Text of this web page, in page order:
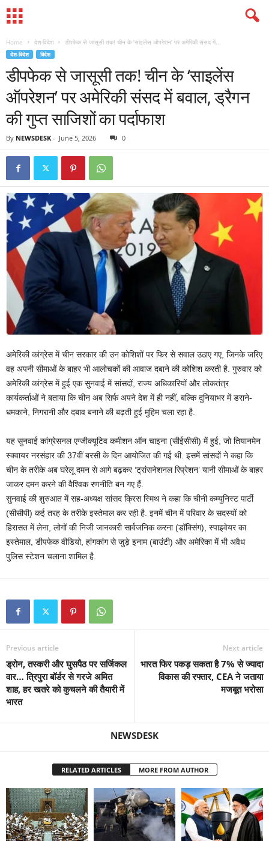
Home देश-विदेश डीपफेक से जासूसी तक! चीन के ‘साइलेंस ऑपरेशन’ पर अमेरिकी संसद में...
देश-विदेश विदेश
डीपफेक से जासूसी तक! चीन के ‘साइलेंस
ऑपरेशन’ पर अमेरिकी संसद में बवाल, ड्रैगन
की गुप्त साजिशों का पर्दाफाश
By NEWSDESK - June 5, 2026 0
अमेरिकी कांग्रेस में चीन सरकार की उन कोशिशों पर फिर से सवाल उठाए गए, जिनके जरिए
वह अपनी सीमाओं के बाहर भी आलोचकों की आवाज दबाने की कोशिश करती है. गुरुवार को
अमेरिकी कांग्रेस में हुई एक सुनवाई में सांसदों, राज्य अधिकारियों और लोकतंत्र
कार्यकर्ताओं ने बताया कि चीन अब सिर्फ अपने देश में ही नहीं, बल्कि दुनियाभर में डराने-
धमकाने, निगरानी और दबाव बनाने की बढ़ती हुई मुहिम चला रहा है.
यह सुनवाई कांग्रेसनल एग्जीक्यूटिव कमीशन ऑन चाइना (सीईसीसी) में हुई, जो तियानमेन
स्क्वायर नरसंहार की 37वीं बरसी के दिन आयोजित की गई थी. इसमें सांसदों ने कहा कि
चीन के तरीके अब घरेलू दमन से आगे बढ़कर ‘ट्रांसनेशनल र‍िप्रेशन’ यानी सीमाओं के बाहर
जाकर दमन करने की वैश्विक रणनीति बन गए हैं.
सुनवाई की शुरुआत में सह-अध्यक्ष सांसद क्रिस स्मिथ ने कहा कि चीनी कम्युनिस्ट पार्टी
(सीसीपी) कई तरह के तरीके इस्तेमाल कर रही है. इनमें चीन में परिवार के सदस्यों को
हिरासत में लेना, लोगों की निजी जानकारी सार्वजनिक करना (डॉक्सिंग), स्पाइवेयर का
इस्तेमाल, डीपफेक वीडियो, हांगकांग से जुड़े इनाम (बाउंटी) और अमेरिका में भी अवैध
पुलिस स्टेशन चलाना शामिल है.
Previous article
ड्रोन, तस्करी और घुसपैठ पर सर्जिकल
वार… त्रिपुरा बॉर्डर से गरजे अमित
शाह, हर खतरे को कुचलने की तैयारी में
भारत
Next article
भारत फिर पकड़ सकता है 7% से ज्यादा
विकास की रफ्तार, CEA ने जताया
मजबूत भरोसा
NEWSDESK
RELATED ARTICLES MORE FROM AUTHOR